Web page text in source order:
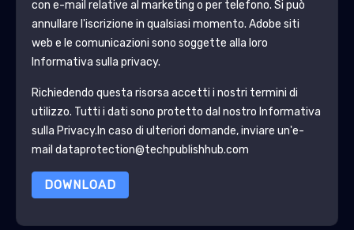
con e-mail relative al marketing o per telefono. Si può
annullare l'iscrizione in qualsiasi momento. Adobe siti
web e le comunicazioni sono soggette alla loro
Informativa sulla privacy.
Richiedendo questa risorsa accetti i nostri termini di
utilizzo. Tutti i dati sono protetto dal nostro Informativa
sulla Privacy.In caso di ulteriori domande, inviare un'e-
mail dataprotection@techpublishhub.com
DOWNLOAD